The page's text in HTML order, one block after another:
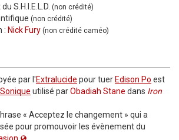
S.H.I.E.L.D. (non crédité)
(non crédité)
: Nick Fury (non crédité caméo)
par l'Extralucide pour tuer Edison Po est
utilisé parObadiah Stane dans Iron
« Acceptez le changement » qui a
pour promouvoir les évènement du